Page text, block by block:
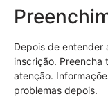
Depois de entender
inscrição. Preencha
atenção.
problemas depois.